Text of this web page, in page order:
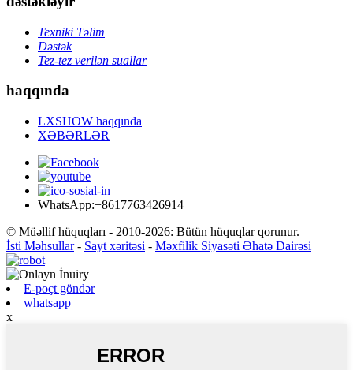
Texniki Təlim
Dəstək
Tez-tez verilən suallar
haqqında
LXSHOW haqqında
XƏBƏRLƏR
WhatsApp:+8617763426914
© Müəllif hüquqları - 2010-2026: Bütün hüquqlar qorunur.
İsti Məhsullar- Sayt xəritəsi - Məxfilik Siyasəti Əhatə Dairəsi
E-poçt göndər
whatsapp
x